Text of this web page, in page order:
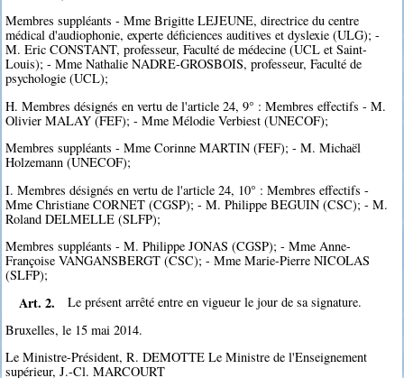
Membres suppléants - Mme Brigitte LEJEUNE, directrice du centre
médical d'audiophonie, experte déficiences auditives et dyslexie (ULG); -
M. Eric CONSTANT, professeur, Faculté de médecine (UCL et Saint-
Louis); - Mme Nathalie NADRE-GROSBOIS, professeur, Faculté de
psychologie (UCL);
H. Membres désignés en vertu de l'article 24, 9° : Membres effectifs - M.
Olivier MALAY (FEF); - Mme Mélodie Verbiest (UNECOF);
Membres suppléants - Mme Corinne MARTIN (FEF); - M. Michaël
Holzemann (UNECOF);
I. Membres désignés en vertu de l'article 24, 10° : Membres effectifs -
Mme Christiane CORNET (CGSP); - M. Philippe BEGUIN (CSC); - M.
Roland DELMELLE (SLFP);
Membres suppléants - M. Philippe JONAS (CGSP); - Mme Anne-
Françoise VANGANSBERGT (CSC); - Mme Marie-Pierre NICOLAS
(SLFP);
Art. 2.
Le présent arrêté entre en vigueur le jour de sa signature.
Bruxelles, le 15 mai 2014.
Le Ministre-Président, R. DEMOTTE Le Ministre de l'Enseignement
supérieur, J.-Cl. MARCOURT